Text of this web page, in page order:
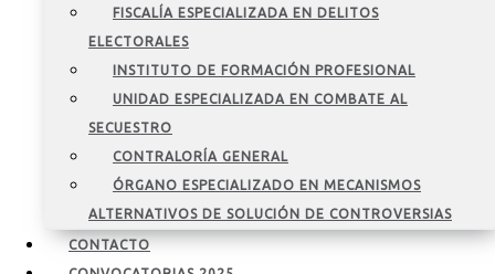
FISCALÍA ESPECIALIZADA EN DELITOS
ELECTORALES
INSTITUTO DE FORMACIÓN PROFESIONAL
UNIDAD ESPECIALIZADA EN COMBATE AL
SECUESTRO
CONTRALORÍA GENERAL
ÓRGANO ESPECIALIZADO EN MECANISMOS
ALTERNATIVOS DE SOLUCIÓN DE CONTROVERSIAS
CONTACTO